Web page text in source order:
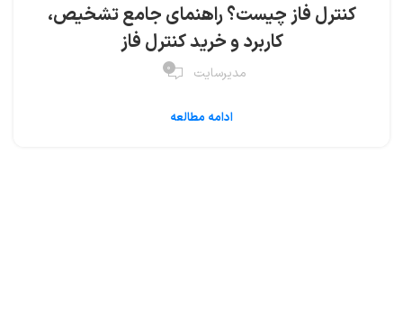
کنترل فاز چیست؟ راهنمای جامع تشخیص،
کاربرد و خرید کنترل فاز
مدیرسایت ۰
ادامه مطالعه